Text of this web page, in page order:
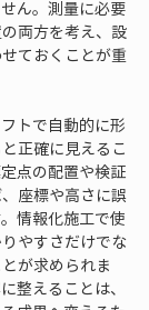
ん。測量に必要
両方を考え、設
ておくことが重
トで自動的に形
正確に見えるこ
点の配置や検証
座標や高さに誤
情報化施工で使
やすさだけでな
が求められま
整えることは、